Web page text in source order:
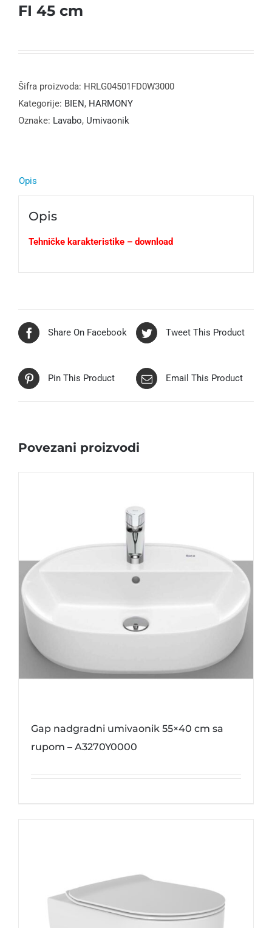
FI 45 cm
Šifra proizvoda: HRLG04501FD0W3000
Kategorije: BIEN, HARMONY
Oznake: Lavabo, Umivaonik
Opis
Opis
Tehničke karakteristike – download
Share On Facebook Tweet This Product
Pin This Product Email This Product
Povezani proizvodi
Gap nadgradni umivaonik 55×40 cm sa
rupom – A3270Y0000